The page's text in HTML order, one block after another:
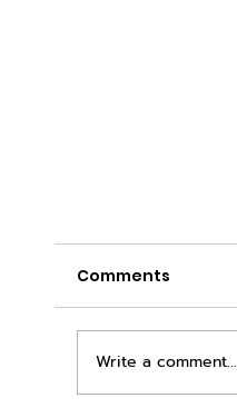
Comments
Write a comment...